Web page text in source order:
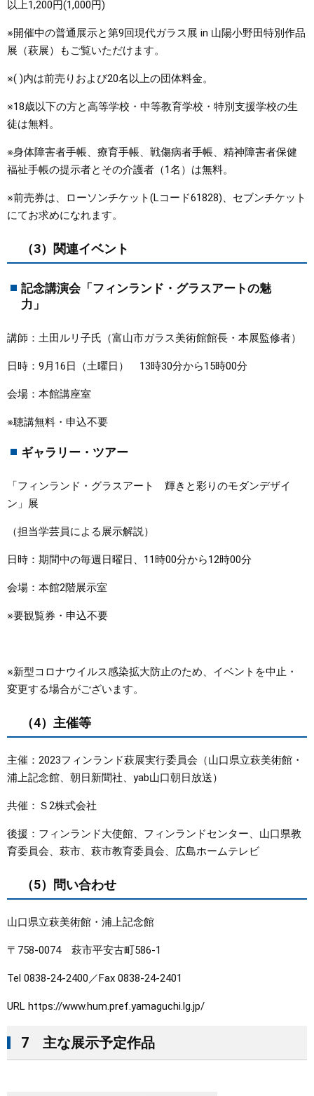
以上1,200円(1,000円)
※開催中の普通展示と第9回現代ガラス展 in 山陽小野田特別作品
展（萩展）もご覧いただけます。
※( )内は前売りおよび20名以上の団体料金。
※18歳以下の方と高等学校・中等教育学校・特別支援学校の生
徒は無料。
※身体障害者手帳、療育手帳、戦傷病者手帳、精神障害者保健
福祉手帳の提示者とその介護者（1名）は無料。
※前売券は、ローソンチケット(Lコード61828)、セブンチケット
にてお求めになれます。
（3）関連イベント
記念講演会「フィンランド・グラスアートの魅
力」
講師：土田ルリ子氏（富山市ガラス美術館館長・本展監修者）
日時：9月16日（土曜日） 13時30分から15時00分
会場：本館講座室
※聴講無料・申込不要
ギャラリー・ツアー
「フィンランド・グラスアート 輝きと彩りのモダンデザイ
ン」展
（担当学芸員による展示解説）
日時：期間中の毎週日曜日、11時00分から12時00分
会場：本館2階展示室
※要観覧券・申込不要
※新型コロナウイルス感染拡大防止のため、イベントを中止・
変更する場合がございます。
（4）主催等
主催：2023フィンランド萩展実行委員会（山口県立萩美術館・
浦上記念館、朝日新聞社、yab山口朝日放送）
共催：Ｓ2株式会社
後援：フィンランド大使館、フィンランドセンター、山口県教
育委員会、萩市、萩市教育委員会、広島ホームテレビ
（5）問い合わせ
山口県立萩美術館・浦上記念館
〒758-0074 萩市平安古町586-1
Tel 0838-24-2400／Fax 0838-24-2401
URL https://www.hum.pref.yamaguchi.lg.jp/
​​7 主な展示予定作品